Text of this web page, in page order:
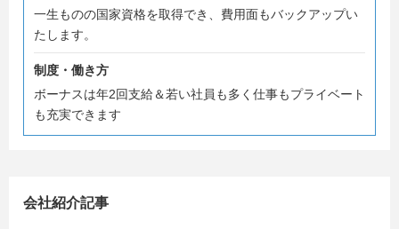
一生ものの国家資格を取得でき、費用面もバックアップい
たします。
制度・働き方
ボーナスは年2回支給＆若い社員も多く仕事もプライベート
も充実できます
会社紹介記事